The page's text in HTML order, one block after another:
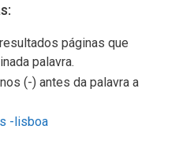
páginas que
palavra.
(-) antes da palavra a
-lisboa